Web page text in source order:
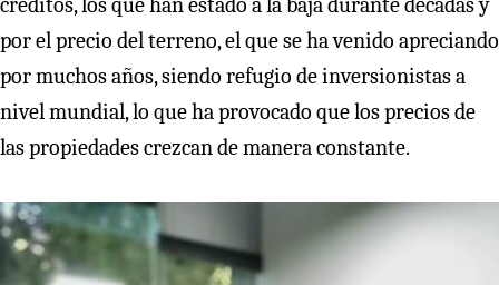
créditos, los que han estado a la baja durante décadas y
por el precio del terreno, el que se ha venido apreciando
por muchos años, siendo refugio de inversionistas a
nivel mundial, lo que ha provocado que los precios de
las propiedades crezcan de manera constante.